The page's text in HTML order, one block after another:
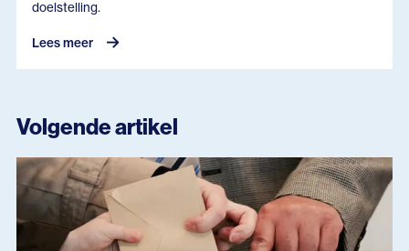
doelstelling.
Lees meer
Volgende artikel